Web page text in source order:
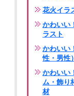
花火イラ
かわいい
ラスト
かわいい
性・男性
かわいい
ム・飾り
材